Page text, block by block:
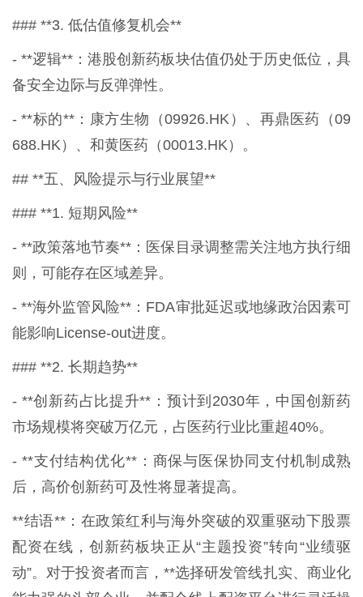
### **3. 低估值修复机会**
- **逻辑**：港股创新药板块估值仍处于历史低位，具
备安全边际与反弹弹性。
- **标的**：康方生物（09926.HK）、再鼎医药（09
688.HK）、和黄医药（00013.HK）。
## **五、风险提示与行业展望**
### **1. 短期风险**
- **政策落地节奏**：医保目录调整需关注地方执行细
则，可能存在区域差异。
- **海外监管风险**：FDA审批延迟或地缘政治因素可
能影响License-out进度。
### **2. 长期趋势**
- **创新药占比提升**：预计到2030年，中国创新药
市场规模将突破万亿元，占医药行业比重超40%。
- **支付结构优化**：商保与医保协同支付机制成熟
后，高价创新药可及性将显著提高。
**结语**：在政策红利与海外突破的双重驱动下股票
配资在线，创新药板块正从“主题投资”转向“业绩驱
动”。对于投资者而言，**选择研发管线扎实、商业化